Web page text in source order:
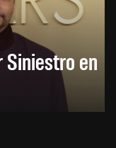
Siniestro en